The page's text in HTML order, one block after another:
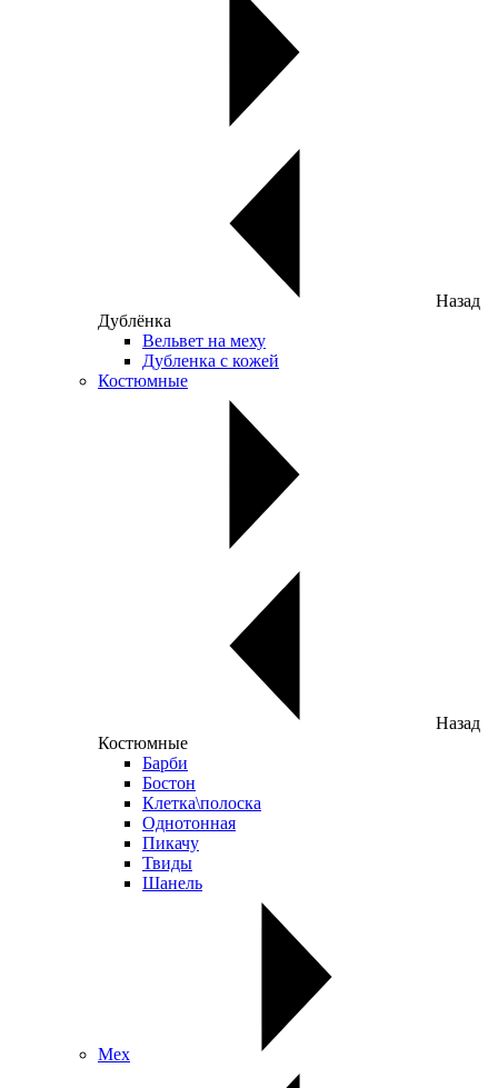
Назад
Дублёнка
Вельвет на меху
Дубленка с кожей
Костюмные
Назад
Костюмные
Барби
Бостон
Клетка\полоска
Однотонная
Пикачу
Твиды
Шанель
Мех